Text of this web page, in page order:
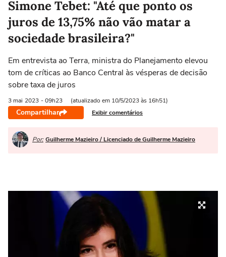
Simone Tebet: "Até que ponto os
juros de 13,75% não vão matar a
sociedade brasileira?"
Em entrevista ao Terra, ministra do Planejamento elevou
tom de críticas ao Banco Central às vésperas de decisão
sobre taxa de juros
3 mai 2023 - 09h23 (atualizado em 10/5/2023 às 16h51)
Compartilhar Exibir comentários
Por: Guilherme Mazieiro / Licenciado de Guilherme Mazieiro